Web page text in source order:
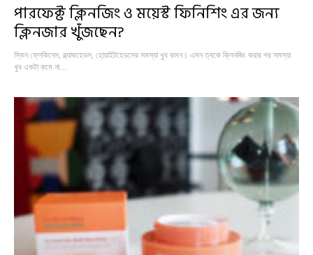
পারফেক্ট ক্লিনজিং ও ময়েস্ট ফিনিশিং এর জন্য
ক্লিনজার খুঁজছেন?
স্কিন ফ্লেকিনেস, ব্ল্যাকহেডস, হোয়াইটহেডসের সমস্যা খুব কমন। এমন ত্বকে ক্লিনজিং করার পর সমস্যা
খুব একটা কমে না…